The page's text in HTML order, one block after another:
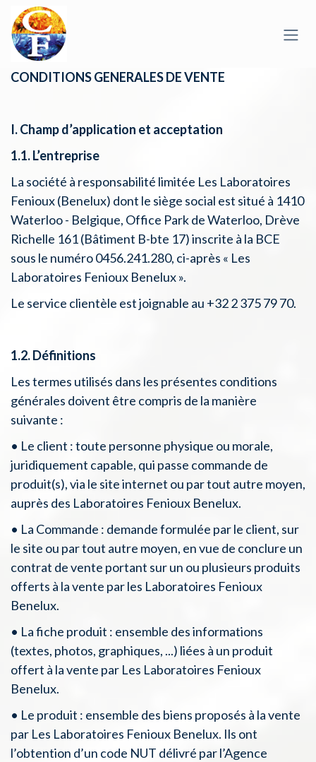
Se rendre au contenu
CONDITIONS GENERALES DE VENTE
I. Champ d’application et acceptation
1.1. L’entreprise
La société à responsabilité limitée Les Laboratoires
Fenioux (Benelux) dont le siège social est situé à 1410
Waterloo - Belgique, Office Park de Waterloo, Drève
Richelle 161 (Bâtiment B-bte 17) inscrite à la BCE
sous le numéro 0456.241.280, ci-après « Les
Laboratoires Fenioux Benelux ».
Le service clientèle est joignable au +32 2 375 79 70.
1.2. Définitions
Les termes utilisés dans les présentes conditions
générales doivent être compris de la manière
suivante :
• Le client : toute personne physique ou morale,
juridiquement capable, qui passe commande de
produit(s), via le site internet ou par tout autre moyen,
auprès des Laboratoires Fenioux Benelux.
• La Commande : demande formulée par le client, sur
le site ou par tout autre moyen, en vue de conclure un
contrat de vente portant sur un ou plusieurs produits
offerts à la vente par les Laboratoires Fenioux
Benelux.
• La fiche produit : ensemble des informations
(textes, photos, graphiques, ...) liées à un produit
offert à la vente par Les Laboratoires Fenioux
Benelux.
• Le produit : ensemble des biens proposés à la vente
par Les Laboratoires Fenioux Benelux. Ils ont
l’obtention d’un code NUT délivré par l’Agence